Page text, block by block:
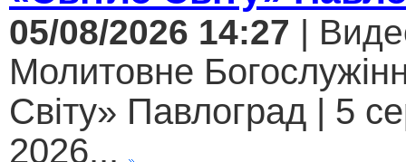
05/08/2026 14:27 |
Молитовне
Світу» Павлоград | 5
2026...